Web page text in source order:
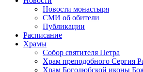
Новости монастыря
СМИ об обители
Публикации
Расписание
Храмы
Собор святителя Петра
Храм преподобного Сергия
Храм Боголюбской иконы